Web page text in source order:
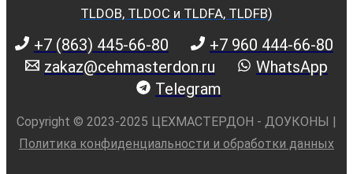
TLDOB, TLDOC и TLDFA, TLDFB)
+7 (863) 445-66-80
+7 960 444-66-80
zakaz@cehmasterdon.ru
WhatsApp
Telegram
Copyright © 2023-2025 ЦЕХМАСТЕРДОН - ДОУКОНЫ |
Политика конфиденциальности и обработки данных